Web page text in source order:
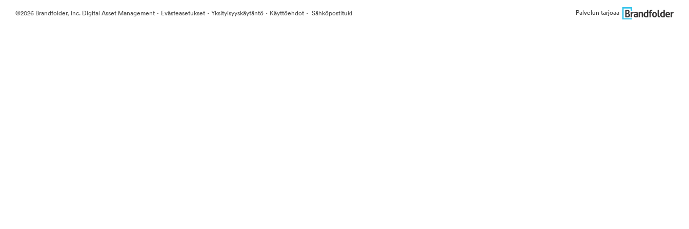
©2026 Brandfolder, Inc. Digital Asset Management · Evästeasetukset · Yksityisyyskäytäntö · Käyttöehdot · Sähköpostituki Palvelun tarjoaa